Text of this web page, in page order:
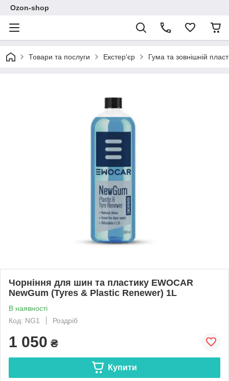
Ozon-shop
Товари та послуги Екстер'єр Гума та зовнішній
Чорніння для шин та пластику EWOCAR
NewGum (Tyres & Plastic Renewer) 1L
В наявності
Код: NG1
Роздріб
1 050 ₴
Купити